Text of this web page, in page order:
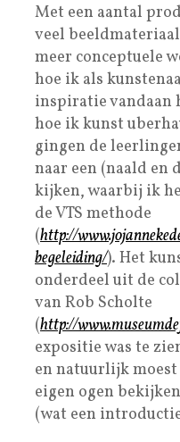
Met een aantal
veel
meer conceptuele
hoe ik als
inspiratie vandaan
hoe ik kunst
gingen de
naar een (naald en
kijken, waarbij ik
de VTS methode
(http://
begeleiding/). Het
onderdeel uit de
van Rob Scholte
(http://
expositie was te
en natuurlijk
eigen ogen
(wat een